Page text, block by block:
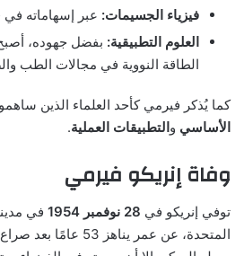
فيزياء الجسيمات: عبر إسهاماته في
العلوم التطبيقية: بفضل جهوده،
الطاقة النووية في مجالات الطب
كما يُذكر فيرمي كأحد العلماء الذين
الأساسي والتطبيقات العملية.
وفاة إنريكو فيرمي
توفي إنريكو في 28 نوفمبر 1954
في
المتحدة، عن عمر